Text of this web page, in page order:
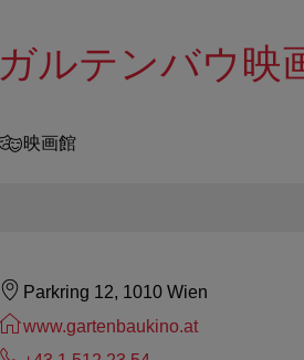
ガルテンバウ映
映画館
Parkring 12, 1010 Wien
www.gartenbaukino.at